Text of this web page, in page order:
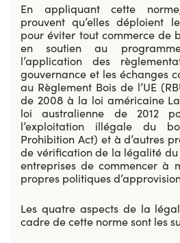
En appliquant cette
prouvent qu’elles déploient
pour éviter tout commerce de
en soutien au
l’application des
gouvernance et les échanges
au Règlement Bois de l’UE
de 2008 à la loi américaine
loi australienne de 2012
l’exploitation illégale du
Prohibition Act) et à d’autres
de vérification de la légalité
entreprises de commencer à
propres politiques
Les quatre aspects de la
cadre de cette norme sont les